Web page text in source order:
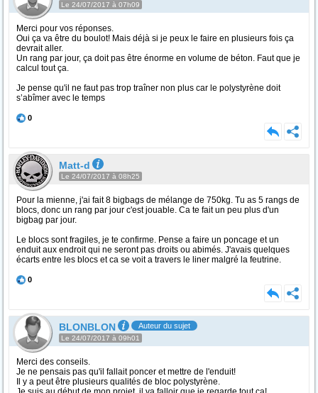
Le 24/07/2017 à 07h09
Merci pour vos réponses.
Oui ça va être du boulot! Mais déjà si je peux le faire en plusieurs fois ça
devrait aller.
Un rang par jour, ça doit pas être énorme en volume de béton. Faut que je
calcul tout ça.
Je pense qu'il ne faut pas trop traîner non plus car le polystyrène doit
s’abîmer avec le temps
0
Matt-d
Le 24/07/2017 à 08h25
Pour la mienne, j'ai fait 8 bigbags de mélange de 750kg. Tu as 5 rangs de
blocs, donc un rang par jour c'est jouable. Ca te fait un peu plus d'un
bigbag par jour.
Le blocs sont fragiles, je te confirme. Pense a faire un poncage et un
enduit aux endroit qui ne seront pas droits ou abimés. J'avais quelques
écarts entre les blocs et ca se voit a travers le liner malgré la feutrine.
0
BLONBLON Auteur du sujet
Le 24/07/2017 à 09h01
Merci des conseils.
Je ne pensais pas qu'il fallait poncer et mettre de l'enduit!
Il y a peut être plusieurs qualités de bloc polystyrène.